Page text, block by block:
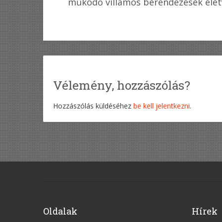
Vélemény, hozzászólás?
Hozzászólás küldéséhez be kell jelentkezni.
Oldalak Hírek